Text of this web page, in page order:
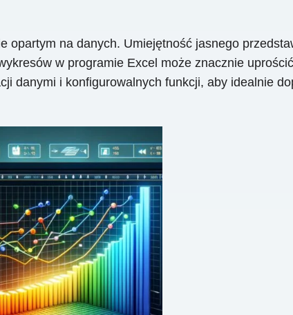
na danych. Umiejętność jasnego
w programie Excel może znacznie
danymi i konfigurowalnych funkcji, aby idealnie